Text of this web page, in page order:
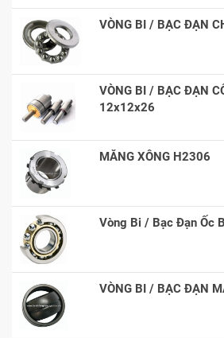
VÒNG BI / BẠC ĐẠN
VÒNG BI / BẠC ĐẠN
12x12x26
MĂNG XÔNG H2306
Vòng Bi / Bạc Đạn Ốc
VÒNG BI / BẠC ĐẠN